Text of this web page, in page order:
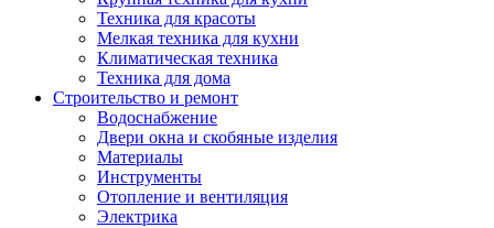
Техника для красоты
Мелкая техника для кухни
Климатическая техника
Техника для дома
Строительство и ремонт
Водоснабжение
Двери окна и скобяные изделия
Материалы
Инструменты
Отопление и вентиляция
Электрика